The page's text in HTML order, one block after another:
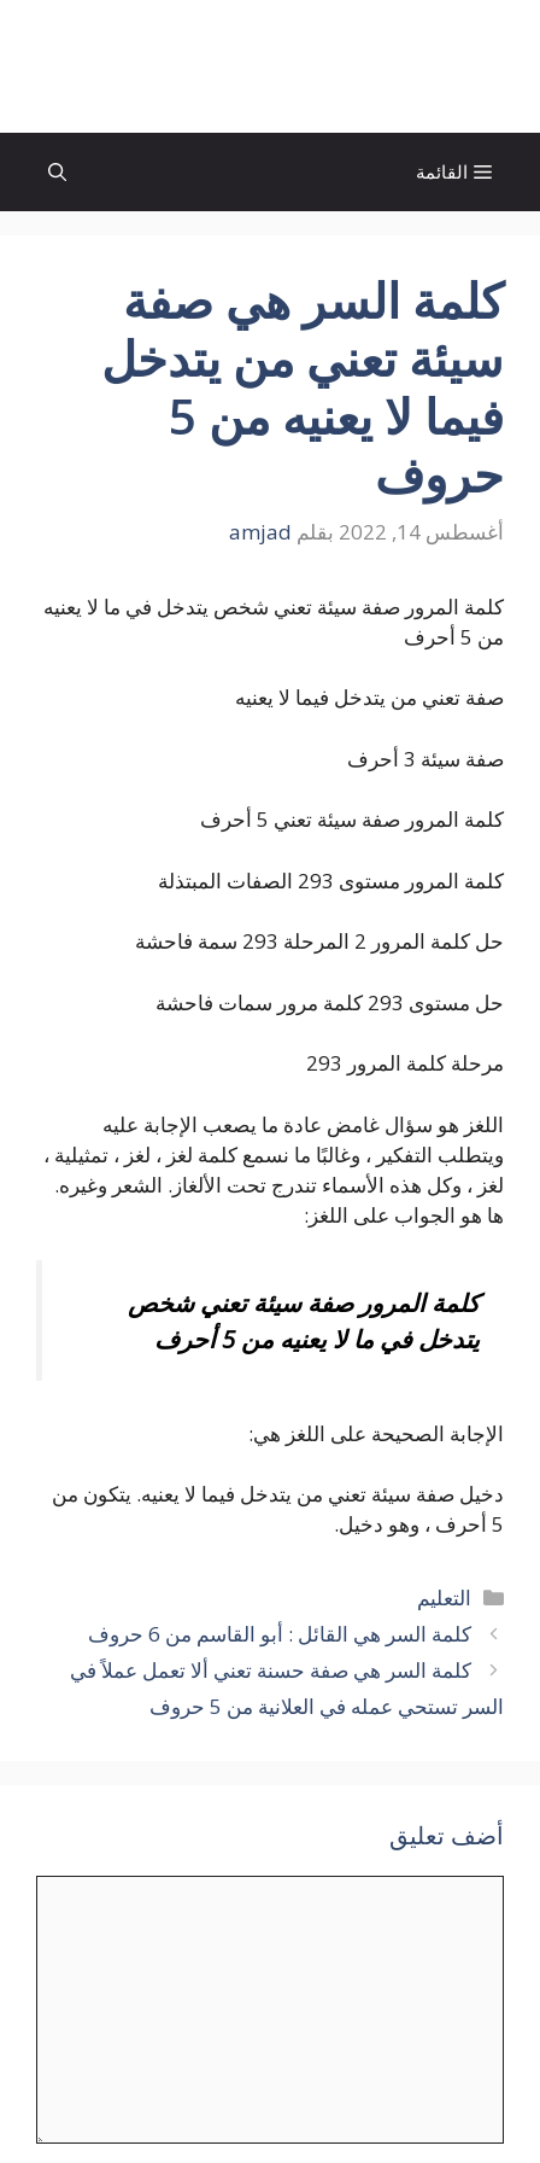
القائمة
كلمة السر هي صفة
سيئة تعني من يتدخل
فيما لا يعنيه من 5
حروف
أغسطس 14, 2022 بقلم amjad
كلمة المرور صفة سيئة تعني شخص يتدخل في ما لا يعنيه
من 5 أحرف
صفة تعني من يتدخل فيما لا يعنيه
صفة سيئة 3 أحرف
كلمة المرور صفة سيئة تعني 5 أحرف
كلمة المرور مستوى 293 الصفات المبتذلة
حل كلمة المرور 2 المرحلة 293 سمة فاحشة
حل مستوى 293 كلمة مرور سمات فاحشة
مرحلة كلمة المرور 293
اللغز هو سؤال غامض عادة ما يصعب الإجابة عليه
ويتطلب التفكير ، وغالبًا ما نسمع كلمة لغز ، لغز ، تمثيلية ،
لغز ، وكل هذه الأسماء تندرج تحت الألغاز. الشعر وغيره.
ها هو الجواب على اللغز:
كلمة المرور صفة سيئة تعني شخص
يتدخل في ما لا يعنيه من 5 أحرف
الإجابة الصحيحة على اللغز هي:
دخيل صفة سيئة تعني من يتدخل فيما لا يعنيه. يتكون من
5 أحرف ، وهو دخيل.
التصنيفات
التعليم
كلمة السر هي القائل : أبو القاسم من 6 حروف
كلمة السر هي صفة حسنة تعني ألا تعمل عملاً في
السر تستحي عمله في العلانية من 5 حروف
أضف تعليق